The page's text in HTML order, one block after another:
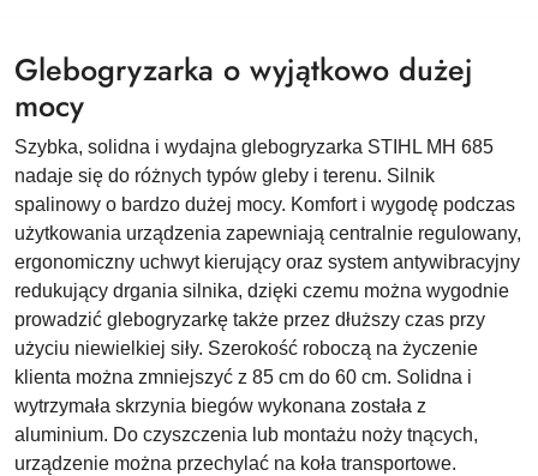
Glebogryzarka o wyjątkowo dużej
mocy
Szybka, solidna i wydajna glebogryzarka STIHL MH 685
nadaje się do różnych typów gleby i terenu. Silnik
spalinowy o bardzo dużej mocy. Komfort i wygodę podczas
użytkowania urządzenia zapewniają centralnie regulowany,
ergonomiczny uchwyt kierujący oraz system antywibracyjny
redukujący drgania silnika, dzięki czemu można wygodnie
prowadzić glebogryzarkę także przez dłuższy czas przy
użyciu niewielkiej siły. Szerokość roboczą na życzenie
klienta można zmniejszyć z 85 cm do 60 cm. Solidna i
wytrzymała skrzynia biegów wykonana została z
aluminium. Do czyszczenia lub montażu noży tnących,
urządzenie można przechylać na koła transportowe.